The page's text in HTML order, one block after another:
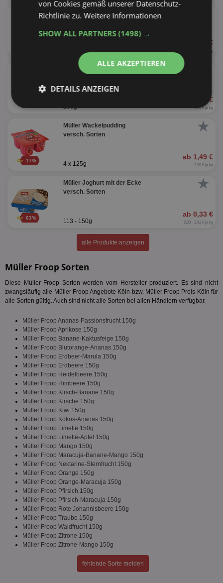
Müller Grießpudding
versch. Sorten
ab 1,25 €
7,81 € je kg
Müller Milchreis
ab 0,39 €
200g 1,95 € je kg
★
17%
Müller Wackelpudding
versch. Sorten
ab 1,49 €
4 x 125g 2,98 € je kg
★
63%
Müller Joghurt mit der Ecke
versch. Sorten
ab 0,33 €
113 - 150g 2,20 - 2,92 € je kg
alle Produkte anzeigen
Müller Froop Sorten
Diese Müller Froop Sorten werden vom Hersteller produziert. Es sind nicht
zwangsläufig alle Müller Froop Angebote Köln bzw. Müller Froop Preis Köln für
alle Sorten gültig. Auch sind nicht alle Sorten bei allen Händlern verfügbar.
Müller Froop Ananas-Passionsfrucht 150g
Müller Froop Aprikose 150g
Müller Froop Banane-Kaktusfeige 150g
Müller Froop Blutorange-Ananas 150g
Müller Froop Erdbeer-Marula 150g
Müller Froop Erdbeere 150g
Müller Froop Heidelbeere 150g
Müller Froop Himbeere 150g
Müller Froop Kirsch-Banane 150g
Müller Froop Kirsche 150g
Müller Froop Kiwi 150g
Müller Froop Kokos-Ananas 150g
Müller Froop Limette 150g
Müller Froop Limette-Apfel 150g
Müller Froop Mango 150g
Müller Froop Maracuja-Banane-Mango 150g
Müller Froop Nektarine-Sternfrucht 150g
Müller Froop Orange 150g
Müller Froop Orange-Maracuja 150g
Müller Froop Pfirsich 150g
Müller Froop Pfirsich-Maracuja 150g
Müller Froop Rote Johannisbeere 150g
Müller Froop Traube 150g
Müller Froop Waldfrucht 150g
Müller Froop Zitrone 150g
Müller Froop Zitrone-Mango 150g
fehlende Sorte melden
von Cookies gemäß unserer Datenschutz-
Richtlinie zu.Weitere Informationen
SHOW ALL PARTNERS(1498) →
ALLE AKZEPTIEREN
DETAILS ANZEIGEN
Unbedingt
Performance
Unklassifizierte
Unbedingt erforderlich
Targeting
Funktionalität Unklassifizierte
Unbedingt erforderliche Cookies ermöglichen
wesentliche Kernfunktionen der Website wie die
Ohne die unbedingt erforderlichen Cookies kann die
Website nicht ordnungsgemäß verwendet werden.
Name
Provider
identifier
aktionspreis.de
securitytoken
PHPSESSID
www.aktionspreis.de
CookieScriptConsent